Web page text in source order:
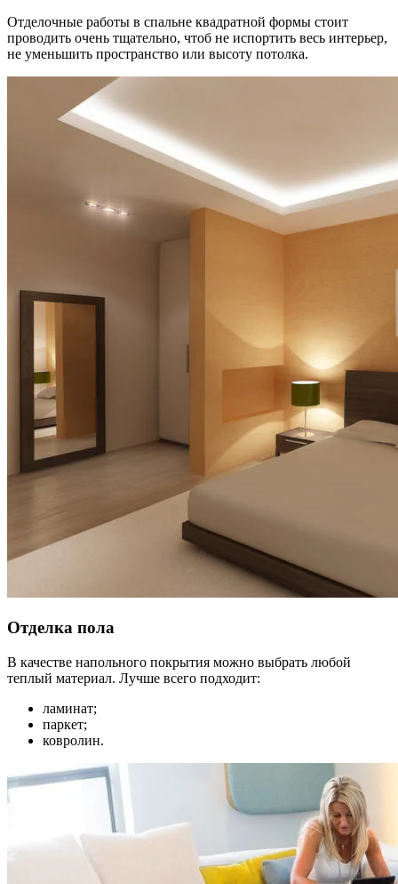
Отделочные работы в спальне квадратной формы стоит
проводить очень тщательно, чтоб не испортить весь интерьер,
не уменьшить пространство или высоту потолка.
Отделка пола
В качестве напольного покрытия можно выбрать любой
теплый материал. Лучше всего подходит:
ламинат;
паркет;
ковролин.